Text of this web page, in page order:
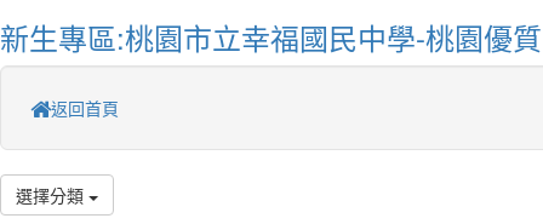
新生專區:桃園市立幸福國民中學-桃園優
返回首頁
選擇分類